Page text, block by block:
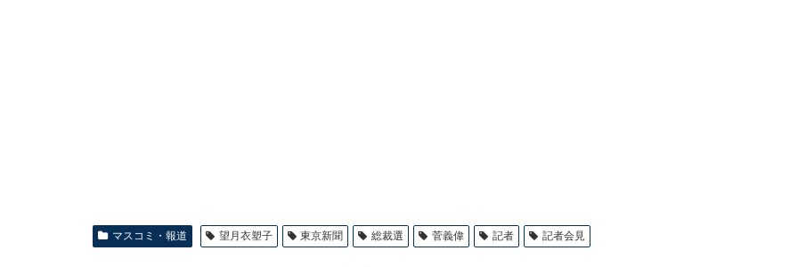
マスコミ・報道 望月衣塑子 東京新聞 総裁選 菅義偉 記者 記者会見